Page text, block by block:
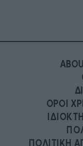
ΟΡΟΙ
ΠΟΛΙΤΙΚΗ